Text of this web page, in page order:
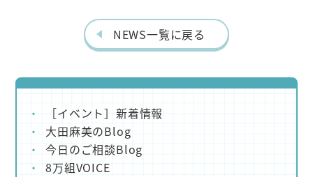
NEWS一覧に戻る
［イベント］新着情報
大田麻美のBlog
今日のご相談Blog
8万組VOICE